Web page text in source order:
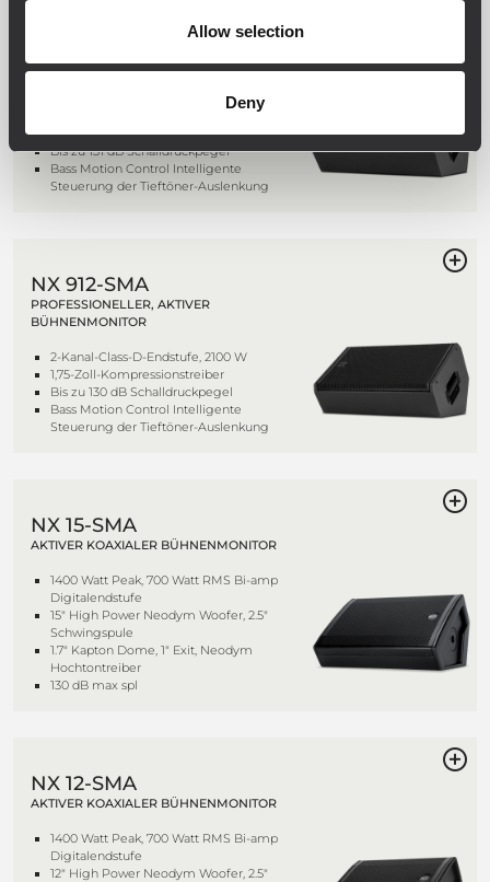
Allow selection
Deny
PROFESSIONELLER, AKTIVER
1,75-Zoll-Kompressionstreiber
Bis zu 131 dB Schalldruckpegel
Bass Motion Control Intelligente
Steuerung der Tieftöner-Auslenkung
NX 912-SMA
PROFESSIONELLER, AKTIVER
BÜHNENMONITOR
2-Kanal-Class-D-Endstufe, 2100 W
1,75-Zoll-Kompressionstreiber
Bis zu 130 dB Schalldruckpegel
Bass Motion Control Intelligente
Steuerung der Tieftöner-Auslenkung
NX 15-SMA
AKTIVER KOAXIALER BÜHNENMONITOR
1400 Watt Peak, 700 Watt RMS Bi-amp
Digitalendstufe
15" High Power Neodym Woofer, 2.5"
Schwingspule
1.7" Kapton Dome, 1" Exit, Neodym
Hochtontreiber
130 dB max spl
NX 12-SMA
AKTIVER KOAXIALER BÜHNENMONITOR
1400 Watt Peak, 700 Watt RMS Bi-amp
Digitalendstufe
12" High Power Neodym Woofer, 2.5"